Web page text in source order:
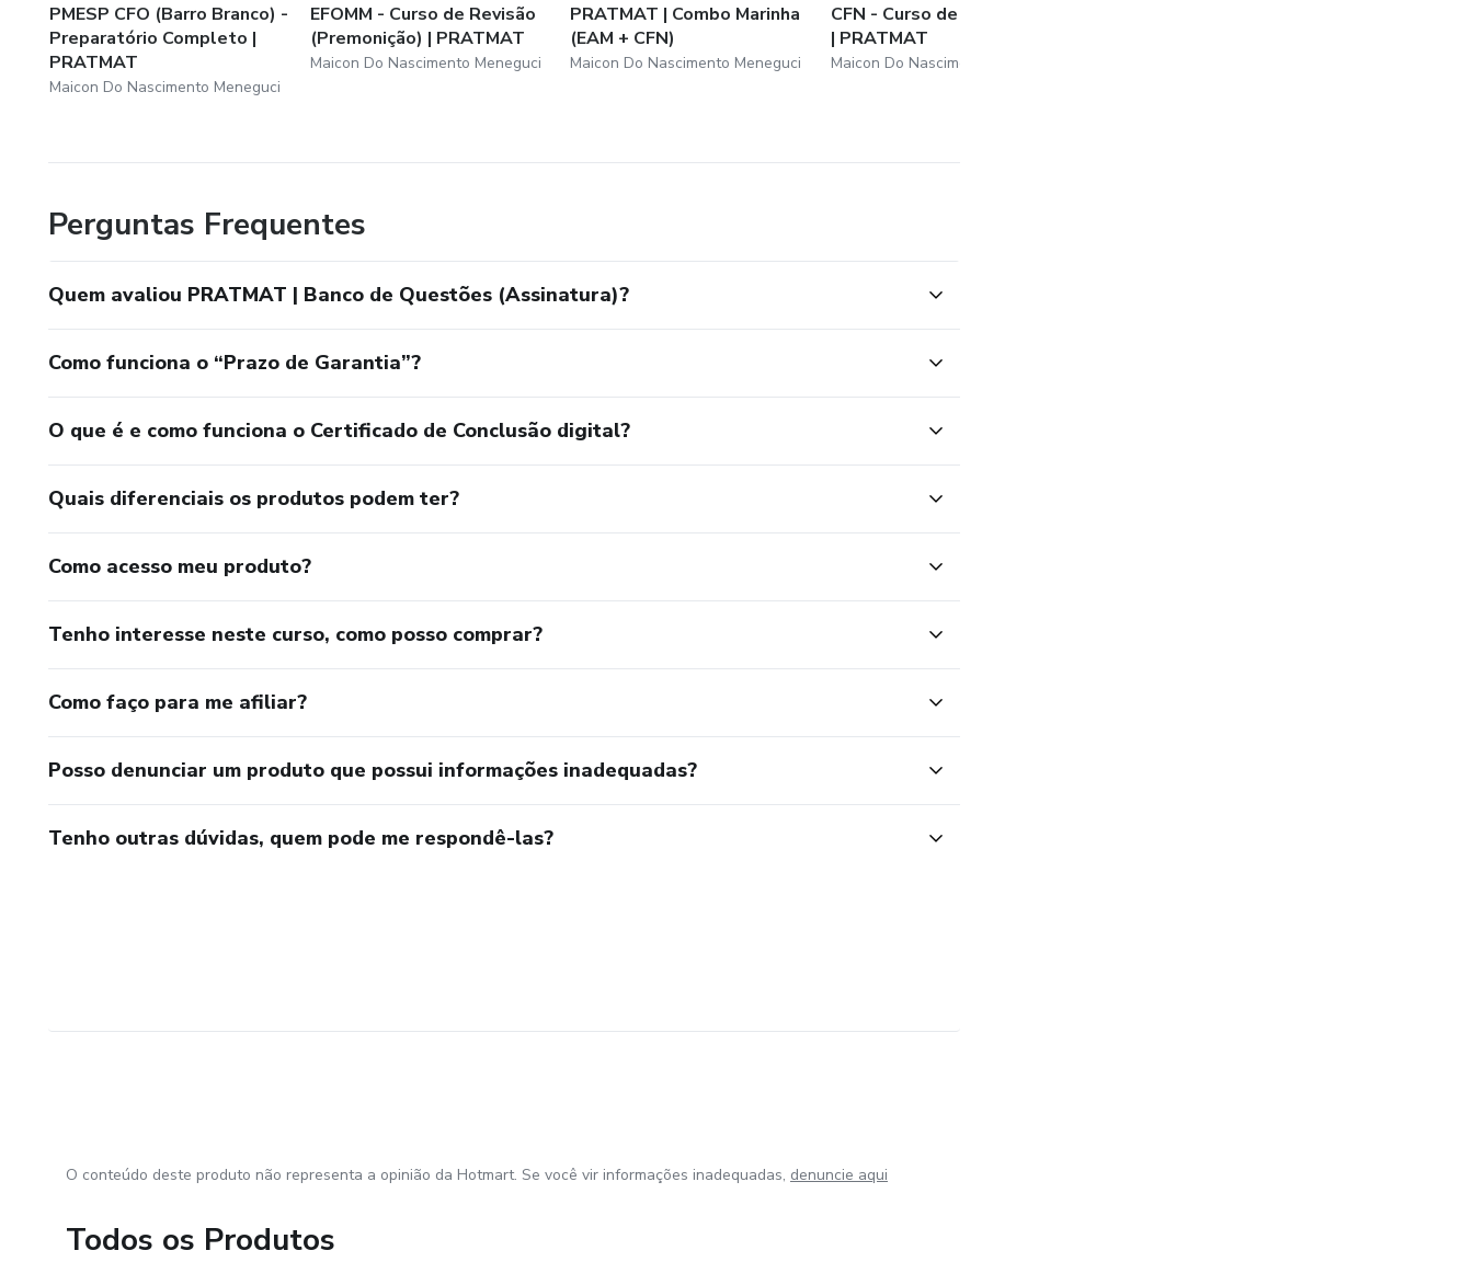
PMESP CFO (Barro Branco) -
Preparatório Completo |
PRATMAT
Maicon Do Nascimento Meneguci
EFOMM - Curso de Revisão
(Premonição) | PRATMAT
Maicon Do Nascimento Meneguci
PRATMAT | Combo Marinha
(EAM + CFN)
Maicon Do Nascimento Meneguci
CFN - Curso de Matemática
| PRATMAT
Maicon Do Nascimento Meneguci
Perguntas Frequentes
Quem avaliou PRATMAT | Banco de Questões (Assinatura)?
Como funciona o “Prazo de Garantia”?
O que é e como funciona o Certificado de Conclusão digital?
Quais diferenciais os produtos podem ter?
Como acesso meu produto?
Tenho interesse neste curso, como posso comprar?
Como faço para me afiliar?
Posso denunciar um produto que possui informações inadequadas?
Tenho outras dúvidas, quem pode me respondê-las?
O conteúdo deste produto não representa a opinião da Hotmart. Se você vir informações inadequadas, denuncie aqui
Todos os Produtos